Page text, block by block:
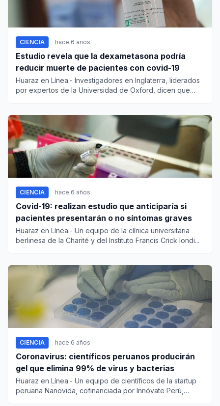
CIENCIA hace 6 años
Estudio revela que la dexametasona podría
reducir muerte de pacientes con covid-19
Huaraz en Línea.- Investigadores en Inglaterra, liderados
por expertos de la Universidad de Oxford, dicen que
CIENCIA hace 6 años
Covid-19: realizan estudio que anticiparía si
pacientes presentarán o no síntomas graves
Huaraz en Línea.- Un equipo de la clínica universitaria
berlinesa de la Charité y del Instituto Francis Crick londi...
CIENCIA hace 6 años
Coronavirus: científicos peruanos producirán
gel que elimina 99% de virus y bacterias
Huaraz en Línea.- Un equipo de científicos de la startup
peruana Nanovida, cofinanciada por Innóvate Perú,